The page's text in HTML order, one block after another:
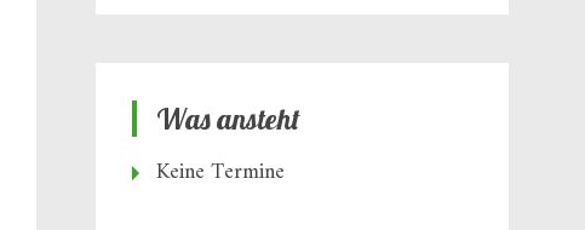
Was ansteht
Keine Termine